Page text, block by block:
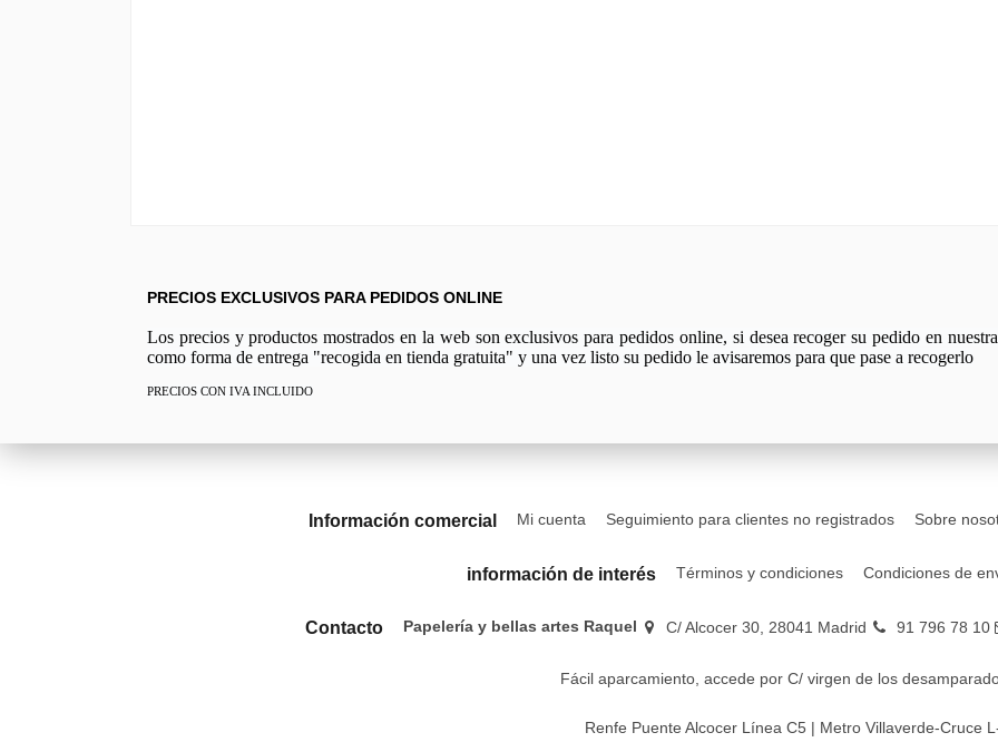
PRECIOS EXCLUSIVOS PARA PEDIDOS ONLINE
Los precios y productos mostrados en la web son exclusivos para pedidos online, si desea recoger su pedido en
como forma de entrega "recogida en tienda gratuita" y una vez listo su pedido le avisaremos para que pase a recogerlo
PRECIOS CON IVA INCLUIDO
Información comercial Mi cuenta Seguimiento para clientes no registrados Sobre
información de interés Términos y condiciones Condiciones de
Contacto Papelería y bellas artes Raquel C/ Alcocer 30, 28041 Madrid 91 796 78 10
Fácil aparcamiento, accede por C/ virgen de los
Renfe Puente Alcocer Línea C5 | Metro Villaverde-Cruce